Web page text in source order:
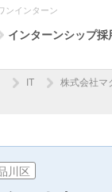
ンインターン
インターンシップ
IT 株式会社マ
川区